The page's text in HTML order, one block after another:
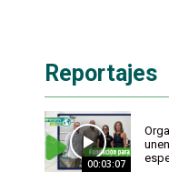
Reportajes
00:03:07